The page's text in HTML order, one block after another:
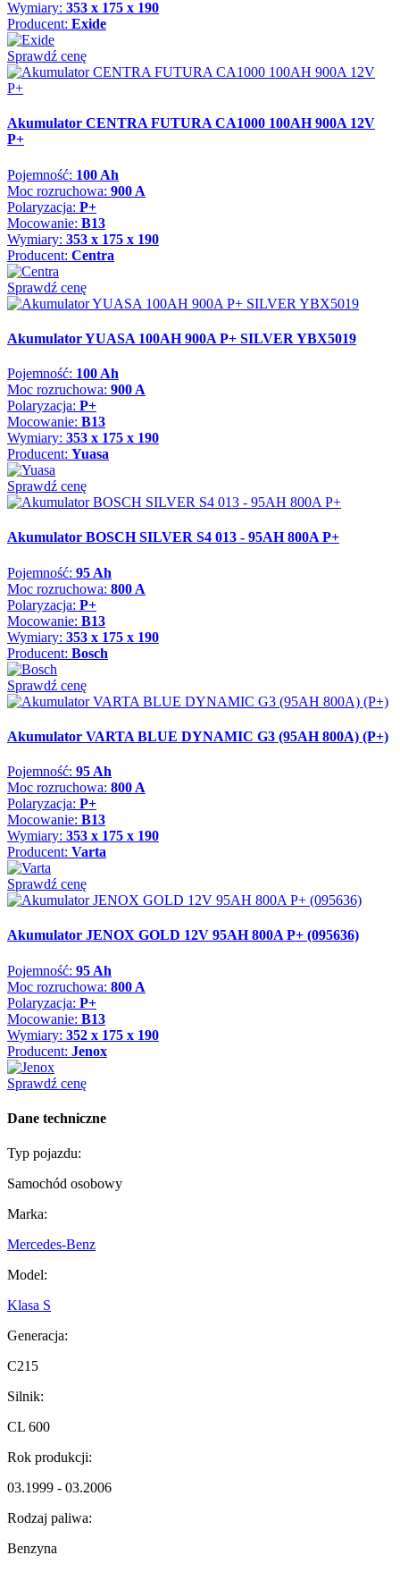
Wymiary: 353 x 175 x 190
Producent: Exide
Sprawdź cenę
Akumulator CENTRA FUTURA CA1000 100AH 900A 12V
P+
Pojemność: 100 Ah
Moc rozruchowa: 900 A
Polaryzacja: P+
Mocowanie: B13
Wymiary: 353 x 175 x 190
Producent: Centra
Sprawdź cenę
Akumulator YUASA 100AH 900A P+ SILVER YBX5019
Pojemność: 100 Ah
Moc rozruchowa: 900 A
Polaryzacja: P+
Mocowanie: B13
Wymiary: 353 x 175 x 190
Producent: Yuasa
Sprawdź cenę
Akumulator BOSCH SILVER S4 013 - 95AH 800A P+
Pojemność: 95 Ah
Moc rozruchowa: 800 A
Polaryzacja: P+
Mocowanie: B13
Wymiary: 353 x 175 x 190
Producent: Bosch
Sprawdź cenę
Akumulator VARTA BLUE DYNAMIC G3 (95AH 800A) (P+)
Pojemność: 95 Ah
Moc rozruchowa: 800 A
Polaryzacja: P+
Mocowanie: B13
Wymiary: 353 x 175 x 190
Producent: Varta
Sprawdź cenę
Akumulator JENOX GOLD 12V 95AH 800A P+ (095636)
Pojemność: 95 Ah
Moc rozruchowa: 800 A
Polaryzacja: P+
Mocowanie: B13
Wymiary: 352 x 175 x 190
Producent: Jenox
Sprawdź cenę
Dane techniczne
Typ pojazdu:
Samochód osobowy
Marka:
Mercedes-Benz
Model:
Klasa S
Generacja:
C215
Silnik:
CL 600
Rok produkcji:
03.1999 - 03.2006
Rodzaj paliwa:
Benzyna